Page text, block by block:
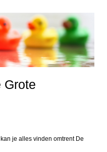
Grote
je alles vinden omtrent De